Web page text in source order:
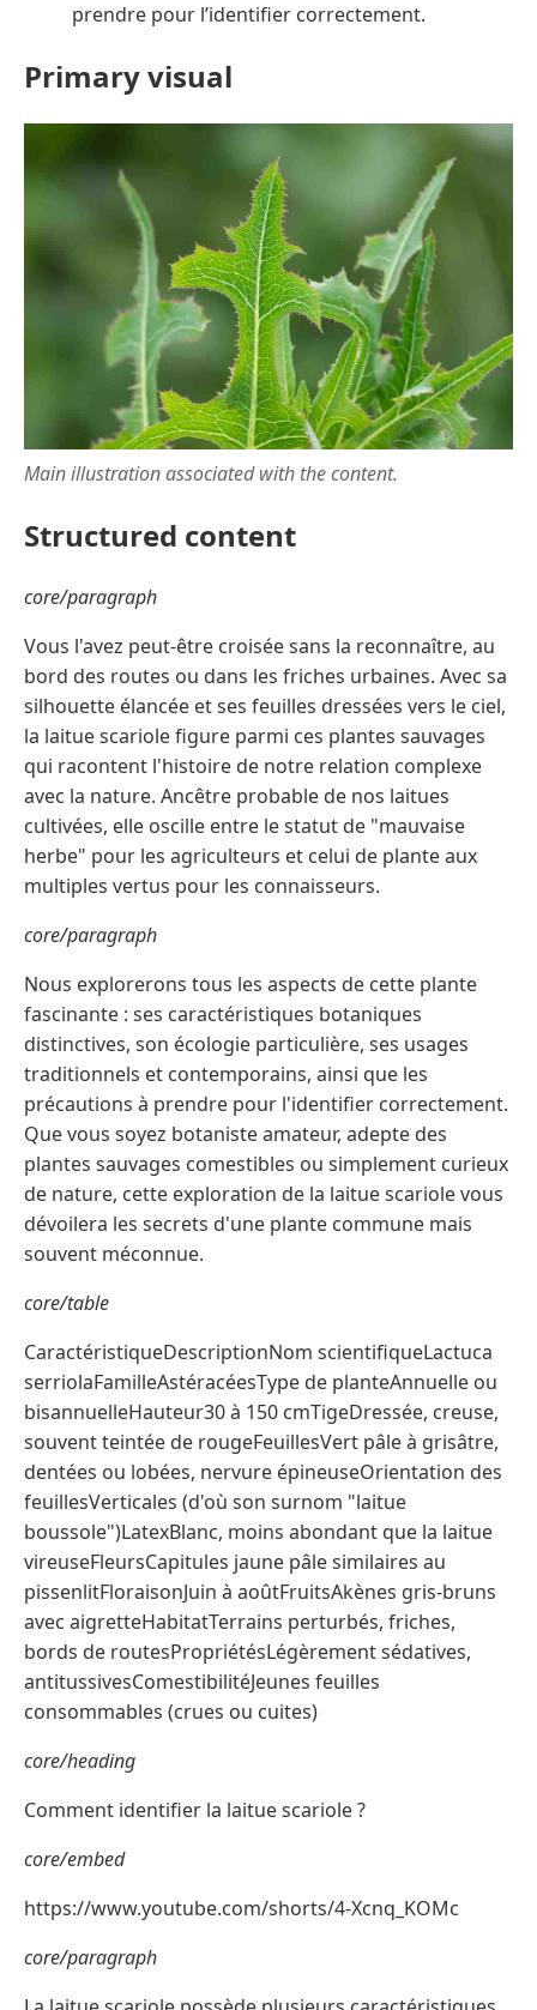
prendre pour l’identifier correctement.
Primary visual
Main illustration associated with the content.
Structured content
core/paragraph
Vous l'avez peut-être croisée sans la reconnaître, au
bord des routes ou dans les friches urbaines. Avec sa
silhouette élancée et ses feuilles dressées vers le ciel,
la laitue scariole figure parmi ces plantes sauvages
qui racontent l'histoire de notre relation complexe
avec la nature. Ancêtre probable de nos laitues
cultivées, elle oscille entre le statut de "mauvaise
herbe" pour les agriculteurs et celui de plante aux
multiples vertus pour les connaisseurs.
core/paragraph
Nous explorerons tous les aspects de cette plante
fascinante : ses caractéristiques botaniques
distinctives, son écologie particulière, ses usages
traditionnels et contemporains, ainsi que les
précautions à prendre pour l'identifier correctement.
Que vous soyez botaniste amateur, adepte des
plantes sauvages comestibles ou simplement curieux
de nature, cette exploration de la laitue scariole vous
dévoilera les secrets d'une plante commune mais
souvent méconnue.
core/table
CaractéristiqueDescriptionNom scientifiqueLactuca
serriolaFamilleAstéracéesType de planteAnnuelle ou
bisannuelleHauteur30 à 150 cmTigeDressée, creuse,
souvent teintée de rougeFeuillesVert pâle à grisâtre,
dentées ou lobées, nervure épineuseOrientation des
feuillesVerticales (d'où son surnom "laitue
boussole")LatexBlanc, moins abondant que la laitue
vireuseFleursCapitules jaune pâle similaires au
pissenlitFloraisonJuin à aoûtFruitsAkènes gris-bruns
avec aigretteHabitatTerrains perturbés, friches,
bords de routesPropriétésLégèrement sédatives,
antitussivesComestibilitéJeunes feuilles
consommables (crues ou cuites)
core/heading
Comment identifier la laitue scariole ?
core/embed
https://www.youtube.com/shorts/4-Xcnq_KOMc
core/paragraph